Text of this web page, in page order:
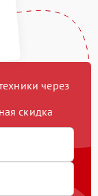
через
скидка